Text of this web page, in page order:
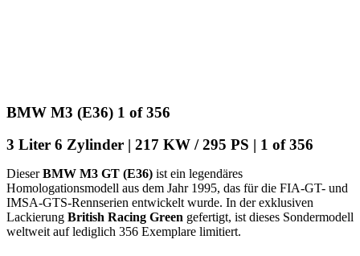
BMW M3 (E36) 1 of 356
3 Liter 6 Zylinder | 217 KW / 295 PS | 1 of 356
DieserBMW M3 GT (E36) ist ein legendäres
Homologationsmodell aus dem Jahr 1995, das für die FIA-GT- und
IMSA-GTS-Rennserien entwickelt wurde. In der exklusiven
Lackierung British Racing Green gefertigt, ist dieses Sondermodell
weltweit auf lediglich 356 Exemplare limitiert.